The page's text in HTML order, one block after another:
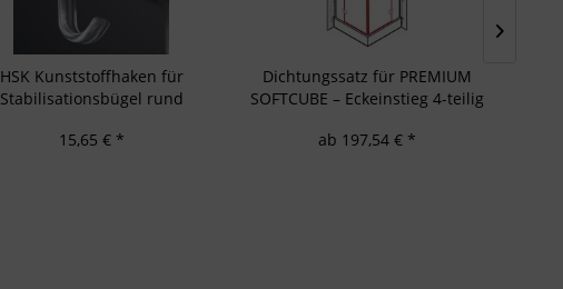
HSK Kunststoffhaken für
Stabilisationsbügel rund
15,65 € *
Dichtungssatz für PREMIUM
SOFTCUBE – Eckeinstieg 4-teilig
ab 197,54 € *